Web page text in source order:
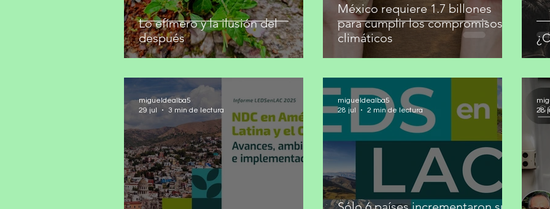
Lo efímero y la ilusión del
después
México requiere 1.7 billones
para cumplir los compromisos
climáticos
migueldealba5
29 jul
3 min de lectura
migueldealba5
28 jul
2 min de lectura
28